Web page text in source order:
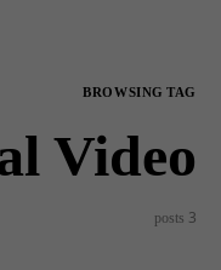
BROWSING TAG
Video
3 posts